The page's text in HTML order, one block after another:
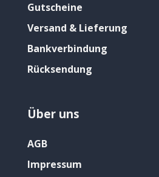
Gutscheine
Versand & Lieferung
Bankverbindung
Rücksendung
Über uns
AGB
Impressum